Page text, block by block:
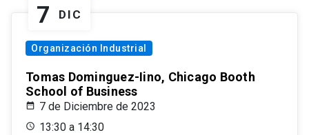
7 DIC
Organización Industrial
Tomas Dominguez-Iino, Chicago Booth
School of Business
7 de Diciembre de 2023
13:30 a 14:30